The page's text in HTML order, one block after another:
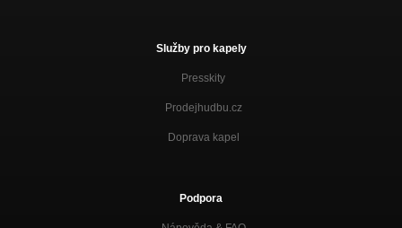
Služby pro kapely
Presskity
Prodejhudbu.cz
Doprava kapel
Podpora